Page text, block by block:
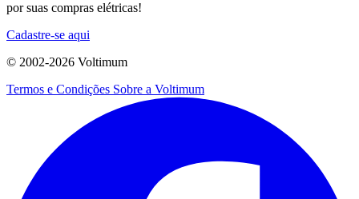
por suas compras elétricas!
Cadastre-se aqui
© 2002-2026 Voltimum
Termos e Condições Sobre a Voltimum